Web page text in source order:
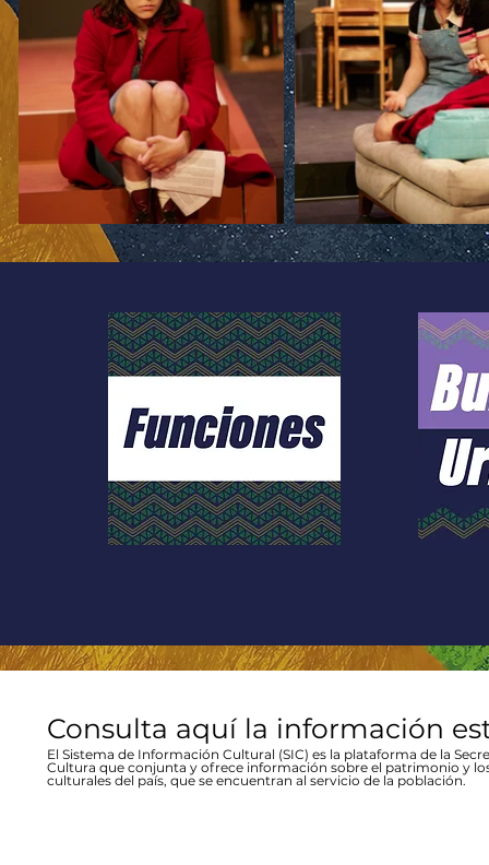
Consulta aquí la información
El Sistema de Información Cultural (SIC) es la plataforma de la
Cultura que conjunta y ofrece información sobre el patrimonio y
culturales del país, que se encuentran al servicio de la población.